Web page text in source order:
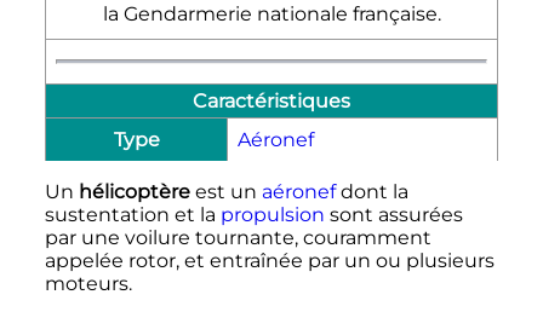
la Gendarmerie nationale française.
Caractéristiques
Type
Aéronef
Un hélicoptèreest un aéronefdont la
sustentation et la propulsion sont assurées
par une voilure tournante, couramment
appelée rotor, et entraînée par un ou plusieurs
moteurs.